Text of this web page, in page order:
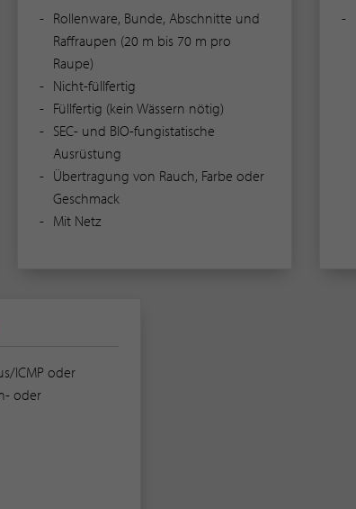
Rollenware, Bunde, Abschnitte und
Raffraupen (20 m bis 70 m pro
Raupe)
Nicht-füllfertig
Füllfertig (kein Wässern nötig)
SEC- und BIO-fungistatische
Ausrüstung
Übertragung von Rauch, Farbe oder
Geschmack
Mit Netz
ICMP oder
oder